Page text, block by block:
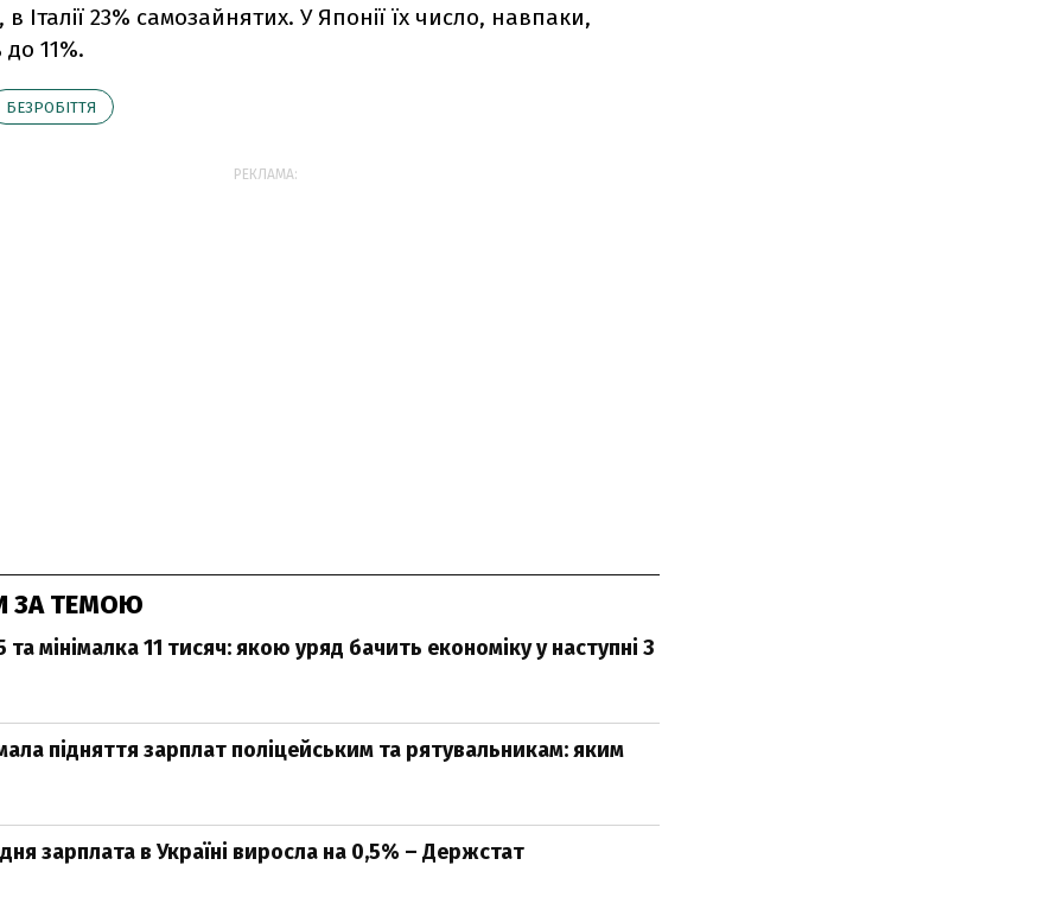
Італії 23% самозайнятих. У Японії їх число, навпаки,
11%.
БЕЗРОБІТТЯ
РЕКЛАМА:
ЗА ТЕМОЮ
та мінімалка 11 тисяч: якою уряд бачить економіку у наступні 3
підняття зарплат поліцейським та рятувальникам: яким
зарплата в Україні виросла на 0,5% – Держстат